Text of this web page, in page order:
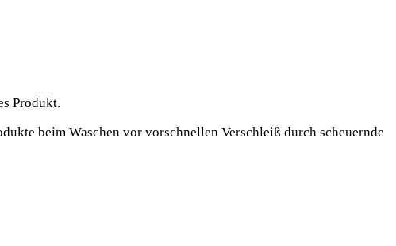
Produkt.
beim Waschen vor vorschnellen Verschleiß durch scheuernde